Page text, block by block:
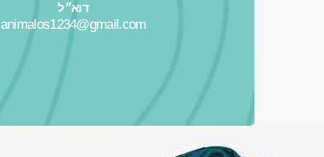
דוא״ל
animalos1234@gmail.com